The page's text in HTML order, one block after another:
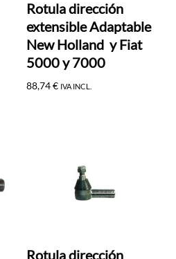
Rotula dirección
extensible Adaptable
New Holland y Fiat
5000 y 7000
88,74€ IVA INCL.
Rotula dirección